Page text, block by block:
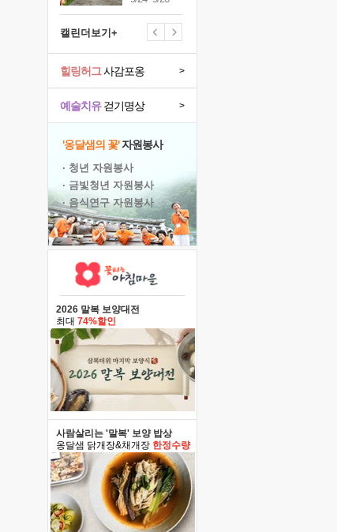
캘린더보기+
예술치유걷기명상 >
힐링허그사감포옹 >
'옹달샘의 꽃'자원봉사
· 청년 자원봉사
· 금빛청년 자원봉사
· 음식연구 자원봉사
2026 말복 보양대전
최대 74%할인
사람살리는 '말복' 보양 밥상
옹달샘 닭개장&채개장 한정수량